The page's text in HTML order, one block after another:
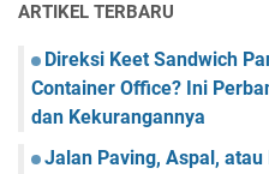
ARTIKEL TERBARU
Direksi Keet Sandwich
Container Office? Ini
dan Kekurangannya
Jalan Paving, Aspal,